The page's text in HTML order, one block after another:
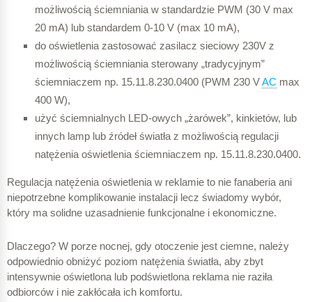
możliwością ściemniania w standardzie PWM (30 V max
20 mA) lub standardem 0-10 V (max 10 mA),
do oświetlenia zastosować zasilacz sieciowy 230V z
możliwością ściemniania sterowany „tradycyjnym”
ściemniaczem np. 15.11.8.230.0400 (PWM 230 VAC max
400 W),
użyć ściemnialnych LED-owych „żarówek”, kinkietów, lub
innych lamp lub źródeł światła z możliwością regulacji
natężenia oświetlenia ściemniaczem np. 15.11.8.230.0400.
Regulacja natężenia oświetlenia w reklamie to nie fanaberia ani
niepotrzebne komplikowanie instalacji lecz świadomy wybór,
który ma solidne uzasadnienie funkcjonalne i ekonomiczne.
Dlaczego? W porze nocnej, gdy otoczenie jest ciemne, należy
odpowiednio obniżyć poziom natężenia światła, aby zbyt
intensywnie oświetlona lub podświetlona reklama nie raziła
odbiorców i nie zakłócała ich komfortu.